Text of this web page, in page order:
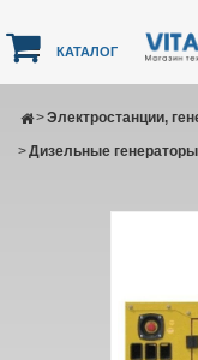
КАТАЛОГ
Электростанции,
>
Дизельные генераторы
>